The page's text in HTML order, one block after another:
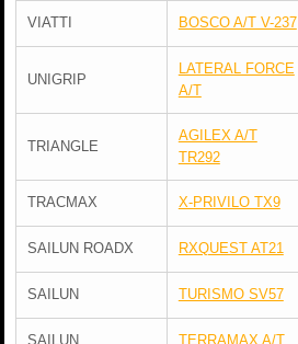
VIATTI BOSCO A/T V-237
UNIGRIP
LATERAL FORCE
A/T
TRIANGLE
AGILEX A/T
TR292
TRACMAX X-PRIVILO TX9
SAILUN ROADX RXQUEST AT21
SAILUN TURISMO SV57
SAILUN TERRAMAX A/T